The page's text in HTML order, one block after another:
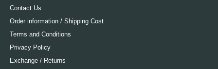
Contact Us
Order information / Shipping Cost
Terms and Conditions
Privacy Policy
Exchange / Returns